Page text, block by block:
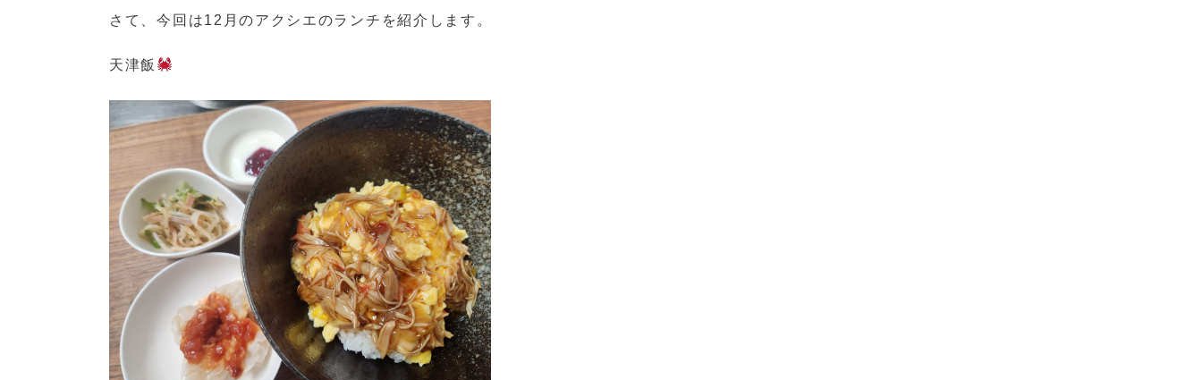
さて、今回は12月のアクシエのランチを紹介します。
天津飯